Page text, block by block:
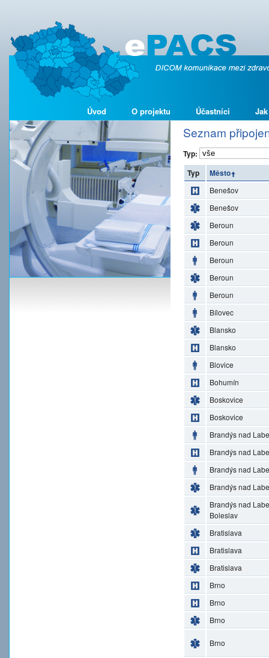
Úvod O projektu Účastníci
Seznam
Typ:
Typ
Město
Benešov
Benešov
Beroun
Beroun
Beroun
Beroun
Beroun
Bílovec
Blansko
Blansko
Blovice
Bohumín
Boskovice
Boskovice
Brandýs nad
Brandýs nad
Brandýs nad
Brandýs nad
Brandýs nad
Boleslav
Bratislava
Bratislava
Bratislava
Brno
Brno
Brno
Brno